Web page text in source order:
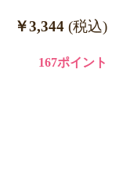
￥3,344 (税込)
167ポイント